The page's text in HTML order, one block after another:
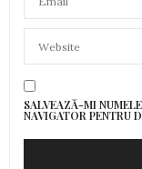
SALVEAZĂ-MI
NAVIGATOR PENTRU